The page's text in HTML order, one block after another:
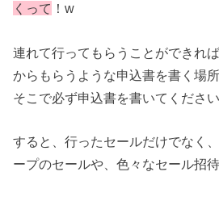
くって ！w
連れて行ってもらうことができれ
からもらうような申込書を書く場
そこで必ず申込書を書いてください
すると、行ったセールだけでなく
ープのセールや、色々なセール招